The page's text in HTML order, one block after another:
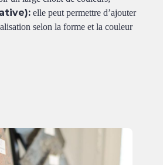
elle peut permettre d’ajouter
selon la forme et la couleur